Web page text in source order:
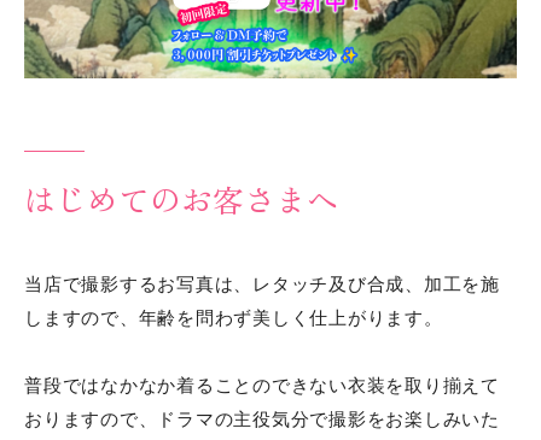
はじめてのお客さまへ
当店で撮影するお写真は、レタッチ及び合成、加工を施
しますので、年齢を問わず美しく仕上がります。
普段ではなかなか着ることのできない衣装を取り揃えて
おりますので、ドラマの主役気分で撮影をお楽しみいた